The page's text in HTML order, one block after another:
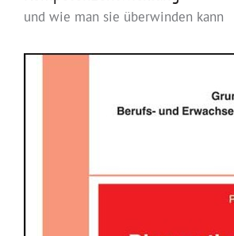
und wie man sie überwinden kann